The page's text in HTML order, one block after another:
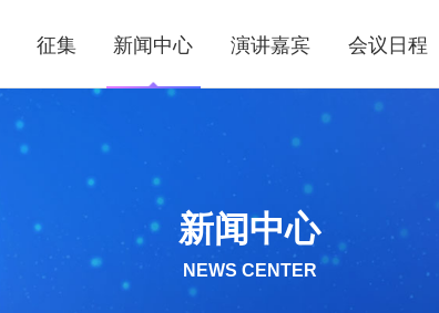
征集 新闻中心 演讲嘉宾 会议日程
新闻中心
NEWS CENTER